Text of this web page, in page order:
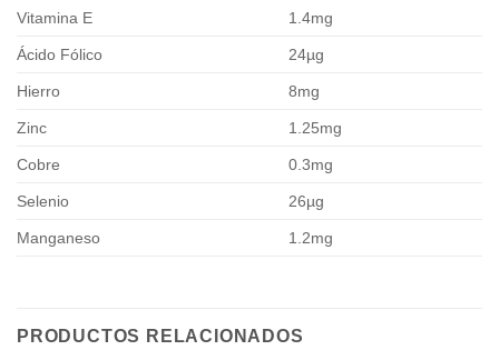
Vitamina E 1.4mg
Ácido Fólico 24µg
Hierro 8mg
Zinc 1.25mg
Cobre 0.3mg
Selenio 26µg
Manganeso 1.2mg
PRODUCTOS RELACIONADOS